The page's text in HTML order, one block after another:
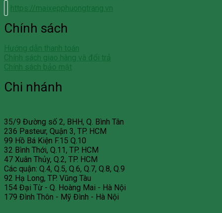
https://maixepphuongtrang.vn
Chính sách
Hướng dẫn thanh toán
Chính sách giao hàng và đổi trả
Chính sách bảo mật
Chi nhánh
35/9 Đường số 2, BHH, Q. Bình Tân
236 Pasteur, Quận 3, TP. HCM
99 Hồ Bá Kiện F.15 Q.10
32 Bình Thới, Q.11, TP. HCM
47 Xuân Thủy, Q.2, TP. HCM
Các quận: Q.4, Q.5, Q.6, Q.7, Q.8, Q.9
92 Hạ Long, TP. Vũng Tàu
154 Đại Từ - Q. Hoàng Mai - Hà Nội
179 Đình Thôn - Mỹ Đình - Hà Nội